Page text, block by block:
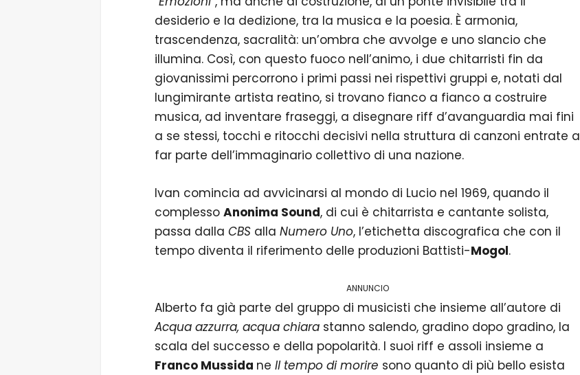
desiderio e la dedizione, tra la musica e la poesia. È armonia,
trascendenza, sacralità: un’ombra che avvolge e uno slancio che
illumina. Così, con questo fuoco nell’animo, i due chitarristi fin da
giovanissimi percorrono i primi passi nei rispettivi gruppi e, notati dal
lungimirante artista reatino, si trovano fianco a fianco a costruire
musica, ad inventare fraseggi, a disegnare riff d’avanguardia mai fini
a se stessi, tocchi e ritocchi decisivi nella struttura di canzoni entrate a
far parte dell’immaginario collettivo di una nazione.
Ivan comincia ad avvicinarsi al mondo di Lucio nel 1969, quando il
complesso Anonima Sound, di cui è chitarrista e cantante solista,
passa dalla CBSalla Numero Uno, l’etichetta discografica che con il
tempo diventa il riferimento delle produzioni Battisti-Mogol.
ANNUNCIO
Alberto fa già parte del gruppo di musicisti che insieme all’autore di
Acqua azzurra, acqua chiara stanno salendo, gradino dopo gradino, la
scala del successo e della popolarità. I suoi riff e assoli insieme a
Franco Mussida ne Il tempo di morire sono quanto di più bello esista